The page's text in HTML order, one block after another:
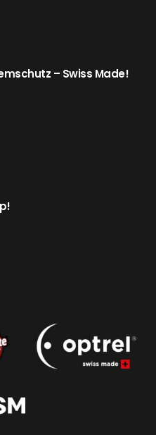
– Swiss Made!